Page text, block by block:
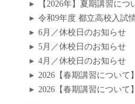
【2026年】夏期講習につ
令和9年度 都立高校入試
6月／休校日のお知らせ
5月／休校日のお知らせ
4月／休校日のお知らせ
2026【春期講習について
2026【春期講習について